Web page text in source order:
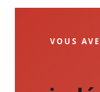
VOUS